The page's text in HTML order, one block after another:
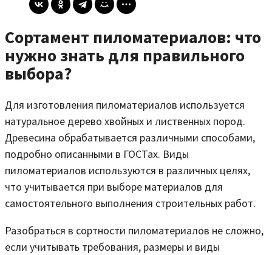
Сортамент пиломатериалов: что
нужно знать для правильного
выбора?
Для изготовления пиломатериалов используется
натуральное дерево хвойных и лиственных пород.
Древесина обрабатывается различными способами,
подробно описанными в ГОСТах. Виды
пиломатериалов используются в различных целях,
что учитывается при выборе материалов для
самостоятельного выполнения строительных работ.
Разобраться в сортности пиломатериалов не сложно,
если учитывать требования, размеры и виды